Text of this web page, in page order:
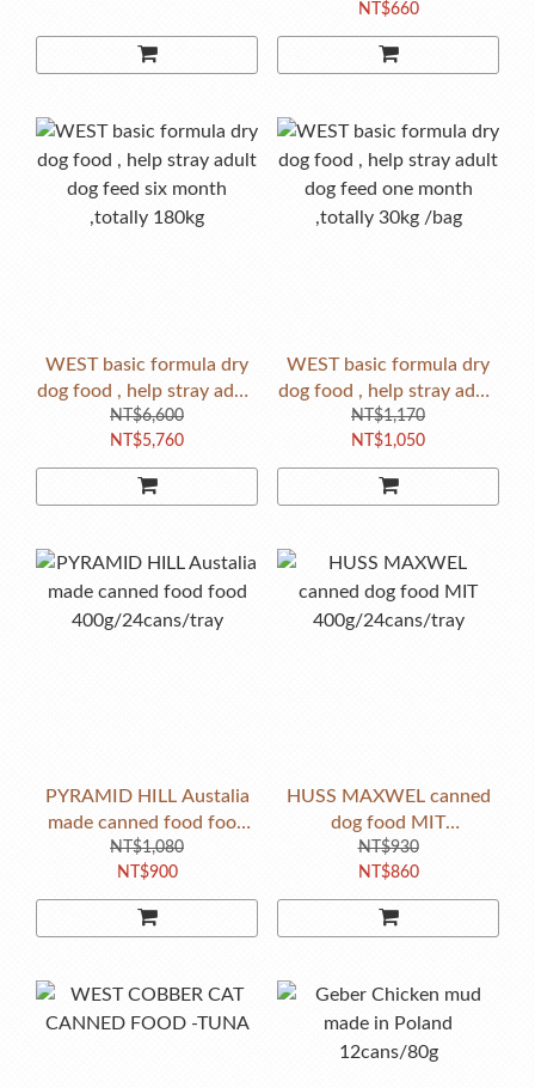
NT$660
WEST basic formula dry
dog food , help stray adult
dog feed six month
,totally 180kg
NT$6,600
NT$5,760
WEST basic formula dry
dog food , help stray adult
dog feed one month
,totally 30kg /bag
NT$1,170
NT$1,050
PYRAMID HILL Austalia
made canned food food
400g/24cans/tray
NT$1,080
NT$900
HUSS MAXWEL canned
dog food MIT
400g/24cans/tray
NT$930
NT$860